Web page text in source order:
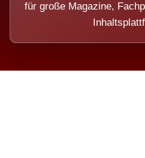
für große Magazine,